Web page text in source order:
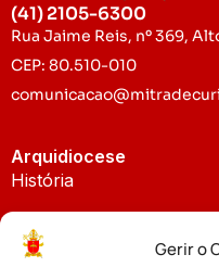
Gerir o
(41) 2105-6300
Rua Jaime Reis, nº 369,
CEP: 80.510-010
Arquidiocese
História
Padroeira